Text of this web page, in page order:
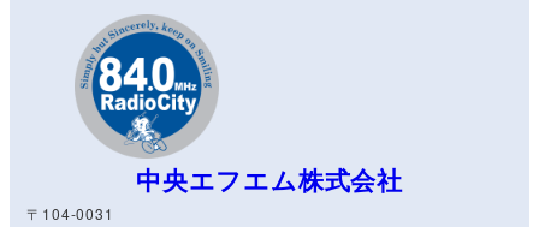
中央エフエム株式会社
〒104-0031